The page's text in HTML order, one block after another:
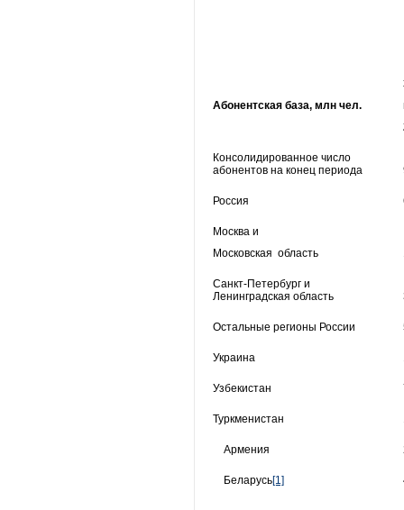
Абонентская база, млн чел.
Консолидированное число
абонентов на конец периода
Россия
Москва и
Московская область
Санкт-Петербург и
Ленинградская область
Остальные регионы России
Украина
Узбекистан
Туркменистан
Армения
Беларусь[1]